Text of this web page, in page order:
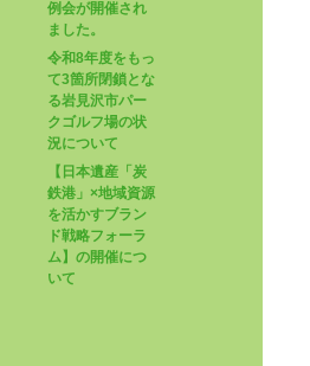
例会が開催され
ました。
令和8年度をもっ
て3箇所閉鎖とな
る岩見沢市パー
クゴルフ場の状
況について
【日本遺産「炭
鉄港」×地域資源
を活かすブラン
ド戦略フォーラ
ム】の開催につ
いて